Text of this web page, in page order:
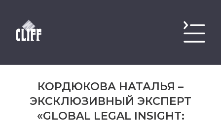
КОРДЮКОВА НАТАЛЬЯ –
ЭКСКЛЮЗИВНЫЙ ЭКСПЕРТ
«GLOBAL LEGAL INSIGHT: